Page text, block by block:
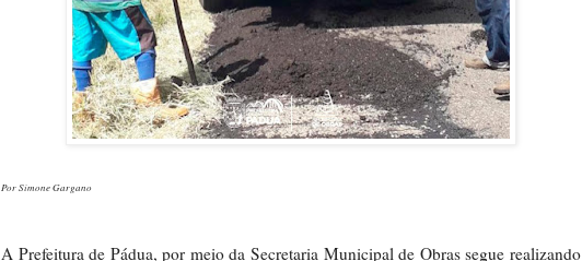
Por Simone Gargano
A Prefeitura de Pádua, por meio da Secretaria Municipal de Obras segue realizando